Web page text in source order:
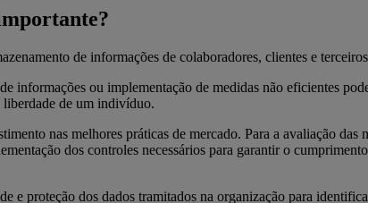
de informações de colaboradores, clientes e
informações ou implementação de medidas não eficientes
liberdade de um indivíduo.
nas melhores práticas de mercado. Para a avaliação das
dos controles necessários para garantir o
e proteção dos dados tramitados na organização para